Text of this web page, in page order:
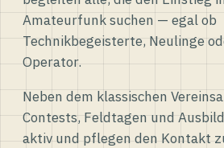
Amateurfunk suchen — egal ob
Technikbegeisterte, Neulinge
Operator.
Neben dem klassischen
Contests, Feldtagen und
aktiv und pflegen den Kontakt